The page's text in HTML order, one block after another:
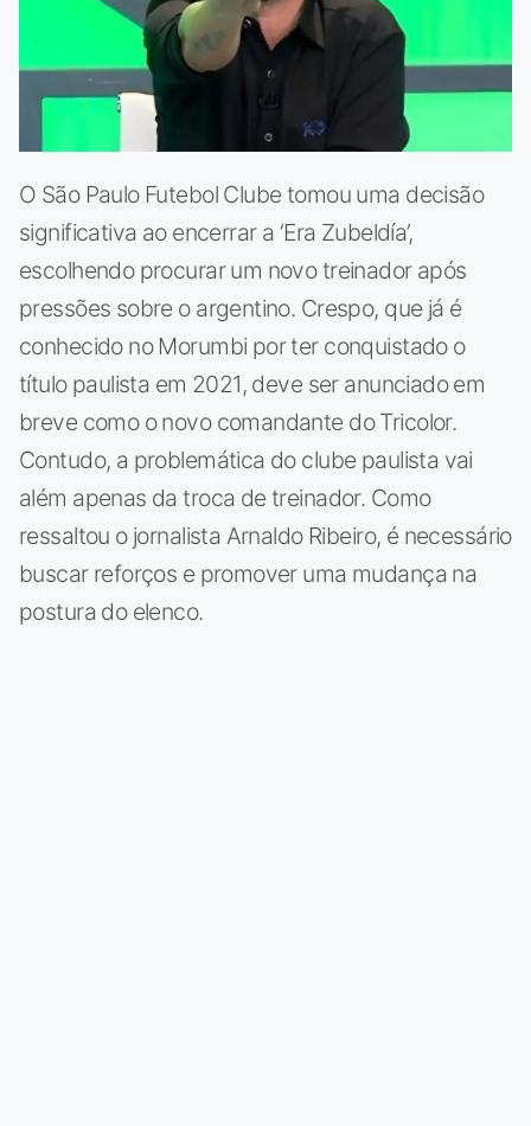
O São Paulo Futebol Clube tomou uma decisão
significativa ao encerrar a ‘Era Zubeldía’,
escolhendo procurar um novo treinador após
pressões sobre o argentino. Crespo, que já é
conhecido no Morumbi por ter conquistado o
título paulista em 2021, deve ser anunciado em
breve como o novo comandante do Tricolor.
Contudo, a problemática do clube paulista vai
além apenas da troca de treinador. Como
ressaltou o jornalista Arnaldo Ribeiro, é necessário
buscar reforços e promover uma mudança na
postura do elenco.